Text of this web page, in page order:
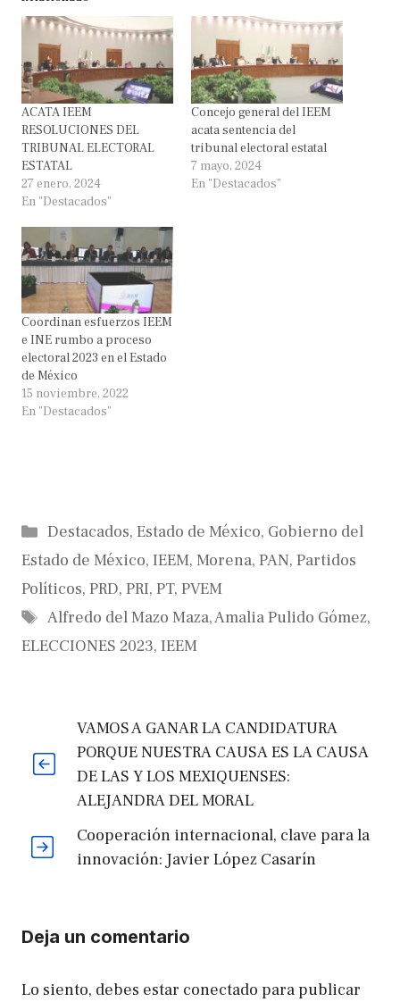
ACATA IEEM
RESOLUCIONES DEL
TRIBUNAL ELECTORAL
ESTATAL
27 enero, 2024
En "Destacados"
Concejo general del IEEM
acata sentencia del
tribunal electoral estatal
7 mayo, 2024
En "Destacados"
Coordinan esfuerzos IEEM
e INE rumbo a proceso
electoral 2023 en el Estado
de México
15 noviembre, 2022
En "Destacados"
Categorías
Destacados, Estado de México, Gobierno del
Estado de México, IEEM, Morena, PAN, Partidos
Políticos, PRD, PRI, PT, PVEM
Etiquetas
Alfredo del Mazo Maza,Amalia Pulido Gómez,
ELECCIONES 2023, IEEM
VAMOS A GANAR LA CANDIDATURA
PORQUE NUESTRA CAUSA ES LA CAUSA
DE LAS Y LOS MEXIQUENSES:
ALEJANDRA DEL MORAL
Cooperación internacional, clave para la
innovación: Javier López Casarín
Deja un comentario
Lo siento, debes estar conectado para publicar